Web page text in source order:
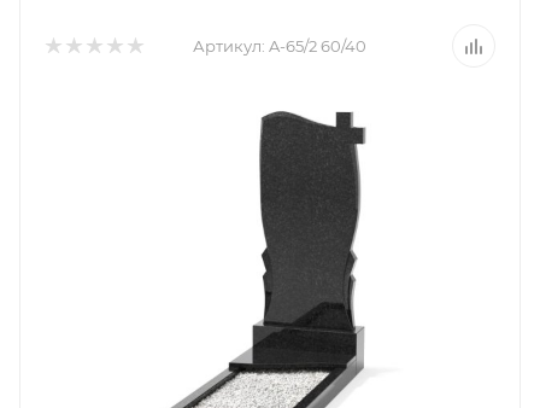
Артикул: A-65/2 60/40